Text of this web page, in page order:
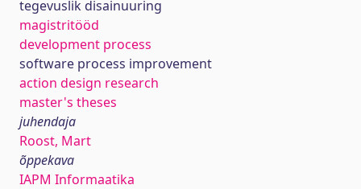
tegevuslik disainuuring
magistritööd
development process
software process improvement
action design research
master's theses
juhendaja
Roost, Mart
õppekava
IAPM Informaatika